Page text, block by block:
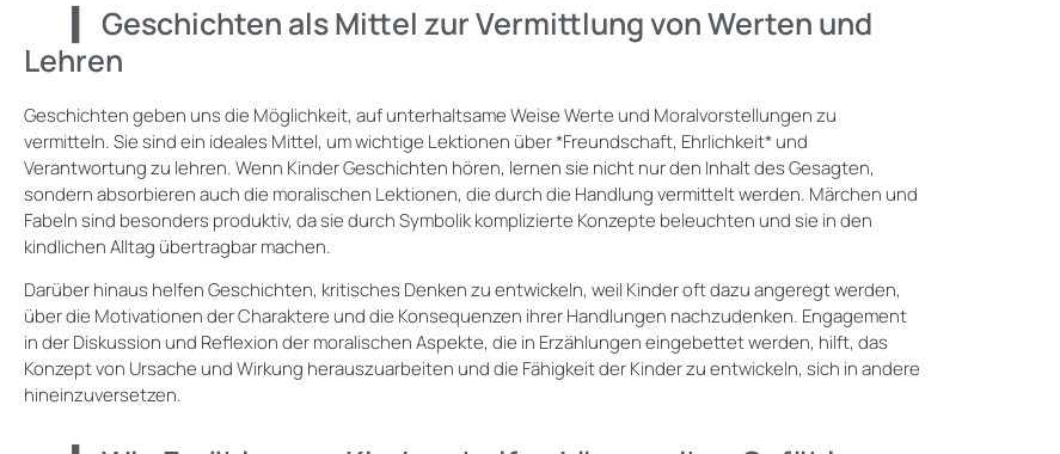
Geschichten als Mittel zur Vermittlung von Werten und
Lehren
Geschichten geben uns die Möglichkeit, auf unterhaltsame Weise Werte und Moralvorstellungen zu
vermitteln. Sie sind ein ideales Mittel, um wichtige Lektionen über *Freundschaft, Ehrlichkeit* und
Verantwortung zu lehren. Wenn Kinder Geschichten hören, lernen sie nicht nur den Inhalt des Gesagten,
sondern absorbieren auch die moralischen Lektionen, die durch die Handlung vermittelt werden. Märchen und
Fabeln sind besonders produktiv, da sie durch Symbolik komplizierte Konzepte beleuchten und sie in den
kindlichen Alltag übertragbar machen.
Darüber hinaus helfen Geschichten, kritisches Denken zu entwickeln, weil Kinder oft dazu angeregt werden,
über die Motivationen der Charaktere und die Konsequenzen ihrer Handlungen nachzudenken. Engagement
in der Diskussion und Reflexion der moralischen Aspekte, die in Erzählungen eingebettet werden, hilft, das
Konzept von Ursache und Wirkung herauszuarbeiten und die Fähigkeit der Kinder zu entwickeln, sich in andere
hineinzuversetzen.